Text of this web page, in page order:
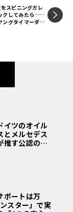
ー」を受賞、20
輝いた。
スピニングガレ
クしてみたら……
ングタイマーダイ
イツのオイル
とメルセデス
推す公認の安
わうシルキー
ポートは万
スター」で実